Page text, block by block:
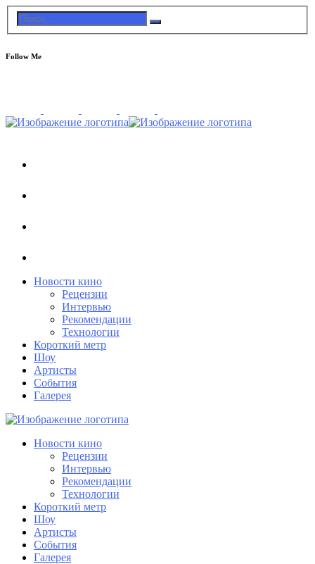
Follow Me
Новости кино
Рецензии
Интервью
Рекомендации
Технологии
Короткий метр
Шоу
Артисты
События
Галерея
Новости кино
Рецензии
Интервью
Рекомендации
Технологии
Короткий метр
Шоу
Артисты
События
Галерея